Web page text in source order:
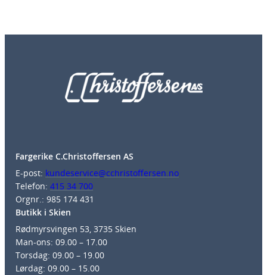
Fargerike C.Christoffersen AS
E-post: kundeservice@cchristoffersen.no
Telefon: 415 34 700
Orgnr.: 985 174 431
Butikk i Skien
Rødmyrsvingen 53, 3735 Skien
Man-ons: 09.00 – 17.00
Torsdag: 09.00 – 19.00
Lørdag: 09.00 – 15.00